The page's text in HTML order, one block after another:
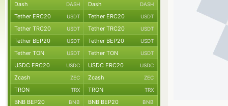
Dash DASH Dash DASH
Tether ERC20 USDT Tether ERC20 USDT
Tether TRC20 USDT Tether TRC20 USDT
Tether BEP20 USDT Tether BEP20 USDT
Tether TON USDT Tether TON USDT
USDC ERC20 USDC USDC ERC20 USDC
Zcash ZEC Zcash ZEC
TRON TRX TRON TRX
BNB BEP20 BNB BNB BEP20 BNB